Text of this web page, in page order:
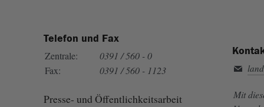
Telefon und Fax
Zentrale:
0391 / 560 - 0
Fax:
0391 / 560 - 1123
Presse- und Öffentlichkeitsarbeit
Mit